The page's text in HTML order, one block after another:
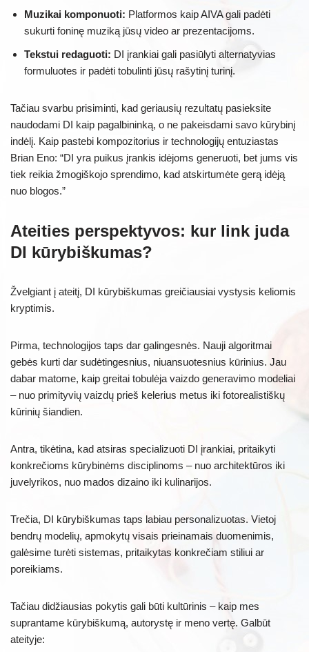
Muzikai komponuoti: Platformos kaip AIVA gali padėti
sukurti foninę muziką jūsų video ar prezentacijoms.
Tekstui redaguoti: DI įrankiai gali pasiūlyti alternatyvias
formuluotes ir padėti tobulinti jūsų rašytinį turinį.
Tačiau svarbu prisiminti, kad geriausių rezultatų pasieksite
naudodami DI kaip pagalbininką, o ne pakeisdami savo kūrybinį
indėlį. Kaip pastebi kompozitorius ir technologijų entuziastas
Brian Eno: “DI yra puikus įrankis idėjoms generuoti, bet jums vis
tiek reikia žmogiškojo sprendimo, kad atskirtumėte gerą idėją
nuo blogos.”
Ateities perspektyvos: kur link juda
DI kūrybiškumas?
Žvelgiant į ateitį, DI kūrybiškumas greičiausiai vystysis keliomis
kryptimis.
Pirma, technologijos taps dar galingesnės. Nauji algoritmai
gebės kurti dar sudėtingesnius, niuansuotesnius kūrinius. Jau
dabar matome, kaip greitai tobulėja vaizdo generavimo modeliai
– nuo primityvių vaizdų prieš kelerius metus iki fotorealistiškų
kūrinių šiandien.
Antra, tikėtina, kad atsiras specializuoti DI įrankiai, pritaikyti
konkrečioms kūrybinėms disciplinoms – nuo architektūros iki
juvelyrikos, nuo mados dizaino iki kulinarijos.
Trečia, DI kūrybiškumas taps labiau personalizuotas. Vietoj
bendrų modelių, apmokytų visais prieinamais duomenimis,
galėsime turėti sistemas, pritaikytas konkrečiam stiliui ar
poreikiams.
Tačiau didžiausias pokytis gali būti kultūrinis – kaip mes
suprantame kūrybiškumą, autorystę ir meno vertę. Galbūt
ateityje: